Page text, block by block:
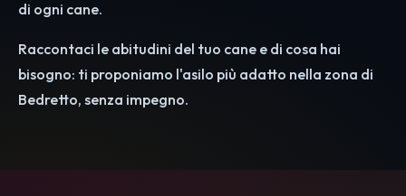
di ogni cane.
Raccontaci le abitudini del tuo cane e di cosa hai
bisogno: ti proponiamo l'asilo più adatto nella zona di
Bedretto, senza impegno.